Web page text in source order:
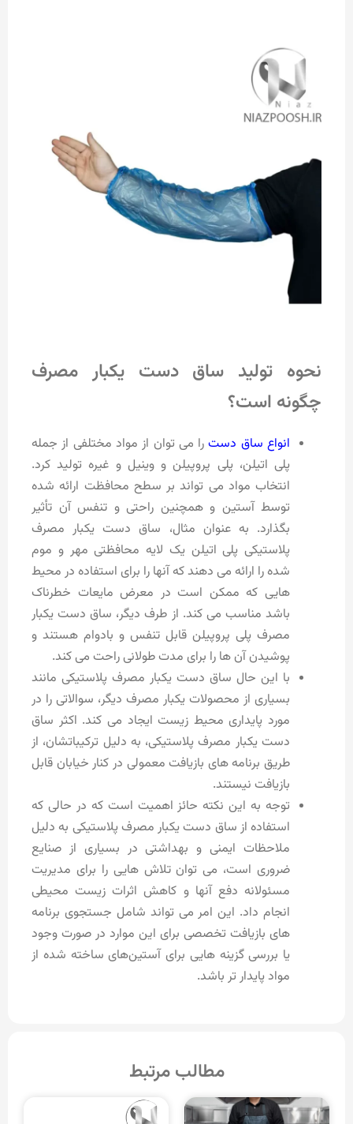
نحوه تولید ساق دست یکبار مصرف
چگونه است؟
انواع ساق دسترا می توان از مواد مختلفی از جمله
پلی اتیلن، پلی پروپیلن و وینیل و غیره تولید کرد.
انتخاب مواد می تواند بر سطح محافظت ارائه شده
توسط آستین و همچنین راحتی و تنفس آن تأثیر
بگذارد. به عنوان مثال، ساق دست یکبار مصرف
پلاستیکی پلی اتیلن یک لایه محافظتی مهر و موم
شده را ارائه می دهند که آنها را برای استفاده در محیط
هایی که ممکن است در معرض مایعات خطرناک
باشد مناسب می کند. از طرف دیگر، ساق دست یکبار
مصرف پلی پروپیلن قابل تنفس و بادوام هستند و
پوشیدن آن ها را برای مدت طولانی راحت می کند.
با این حال ساق دست یکبار مصرف پلاستیکی مانند
بسیاری از محصولات یکبار مصرف دیگر، سوالاتی را در
مورد پایداری محیط زیست ایجاد می کند. اکثر ساق
دست یکبار مصرف پلاستیکی، به دلیل ترکیباتشان، از
طریق برنامه های بازیافت معمولی در کنار خیابان قابل
بازیافت نیستند.
توجه به این نکته حائز اهمیت است که در حالی که
استفاده از ساق دست یکبار مصرف پلاستیکی به دلیل
ملاحظات ایمنی و بهداشتی در بسیاری از صنایع
ضروری است، می توان تلاش هایی را برای مدیریت
مسئولانه دفع آنها و کاهش اثرات زیست محیطی
انجام داد. این امر می‌ تواند شامل جستجوی برنامه‌
های بازیافت تخصصی برای این موارد در صورت وجود
یا بررسی گزینه‌ هایی برای آستین‌های ساخته شده از
مواد پایدار تر باشد.
مطالب مرتبط